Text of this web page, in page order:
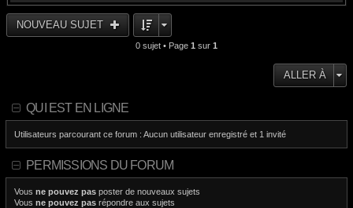
NOUVEAU SUJET
0 sujet • Page 1 sur 1
ALLER À
QUI EST EN LIGNE
Utilisateurs parcourant ce forum : Aucun utilisateur enregistré et 1 invité
PERMISSIONS DU FORUM
Vous ne pouvez pas poster de nouveaux sujets
Vous ne pouvez pas répondre aux sujets